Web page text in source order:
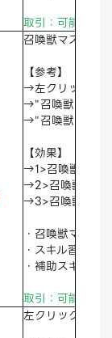
取引：可能
召喚獣マスター
【参考】
→左クリック時"
→"召喚獣マスタ
→"召喚獣マスタ
【効果】
→1>召喚獣経験
→2>召喚獣経験
→3>召喚獣経験
・召喚獣マスタ
・スキル習得確
・補助スキル＞
取引：可能 破棄
左クリック時「